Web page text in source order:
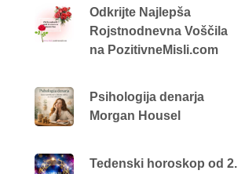
Odkrijte Najlepša
Rojstnodnevna Voščila
na PozitivneMisli.com
Psihologija denarja
Morgan Housel
Tedenski horoskop od 2.